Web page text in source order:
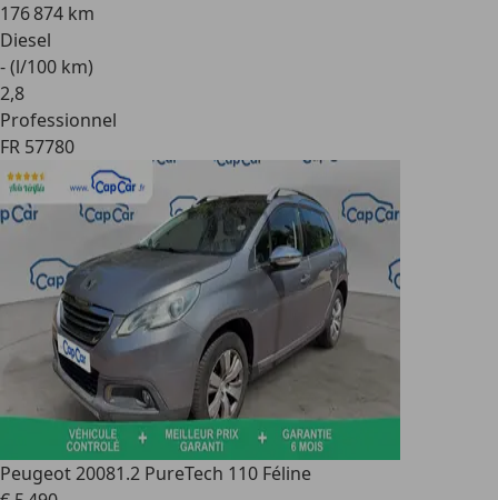
176 874 km
Diesel
- (l/100 km)
2,8
Professionnel
FR 57780
Peugeot 20081.2 PureTech 110 Féline